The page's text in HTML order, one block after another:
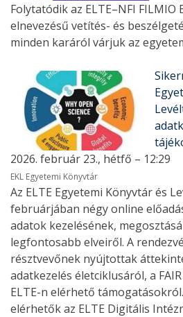
Folytatódik az ELTE–NFI FILMIO
elnevezésű vetítés- és
minden karáról várjuk az
2026. február 23., hétfő – 12:29
EKL Egyetemi Könyvtár
Az ELTE Egyetemi Könyvtár és
februárjában négy online
adatok kezelésének,
legfontosabb elveiről. A
résztvevőnek nyújtottak
adatkezelés életciklusáról, a
ELTE-n elérhető
elérhetők az ELTE Digitális